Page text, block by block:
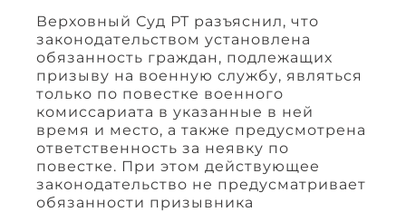
Верховный Суд РТ разъяснил, что
законодательством установлена
обязанность граждан, подлежащих
призыву на военную службу, являться
только по повестке военного
комиссариата в указанные в ней
время и место, а также предусмотрена
ответственность за неявку по
повестке. При этом действующее
законодательство не предусматривает
обязанности призывника